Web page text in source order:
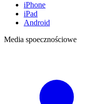
iPhone
iPad
Android
Media spoecznościowe